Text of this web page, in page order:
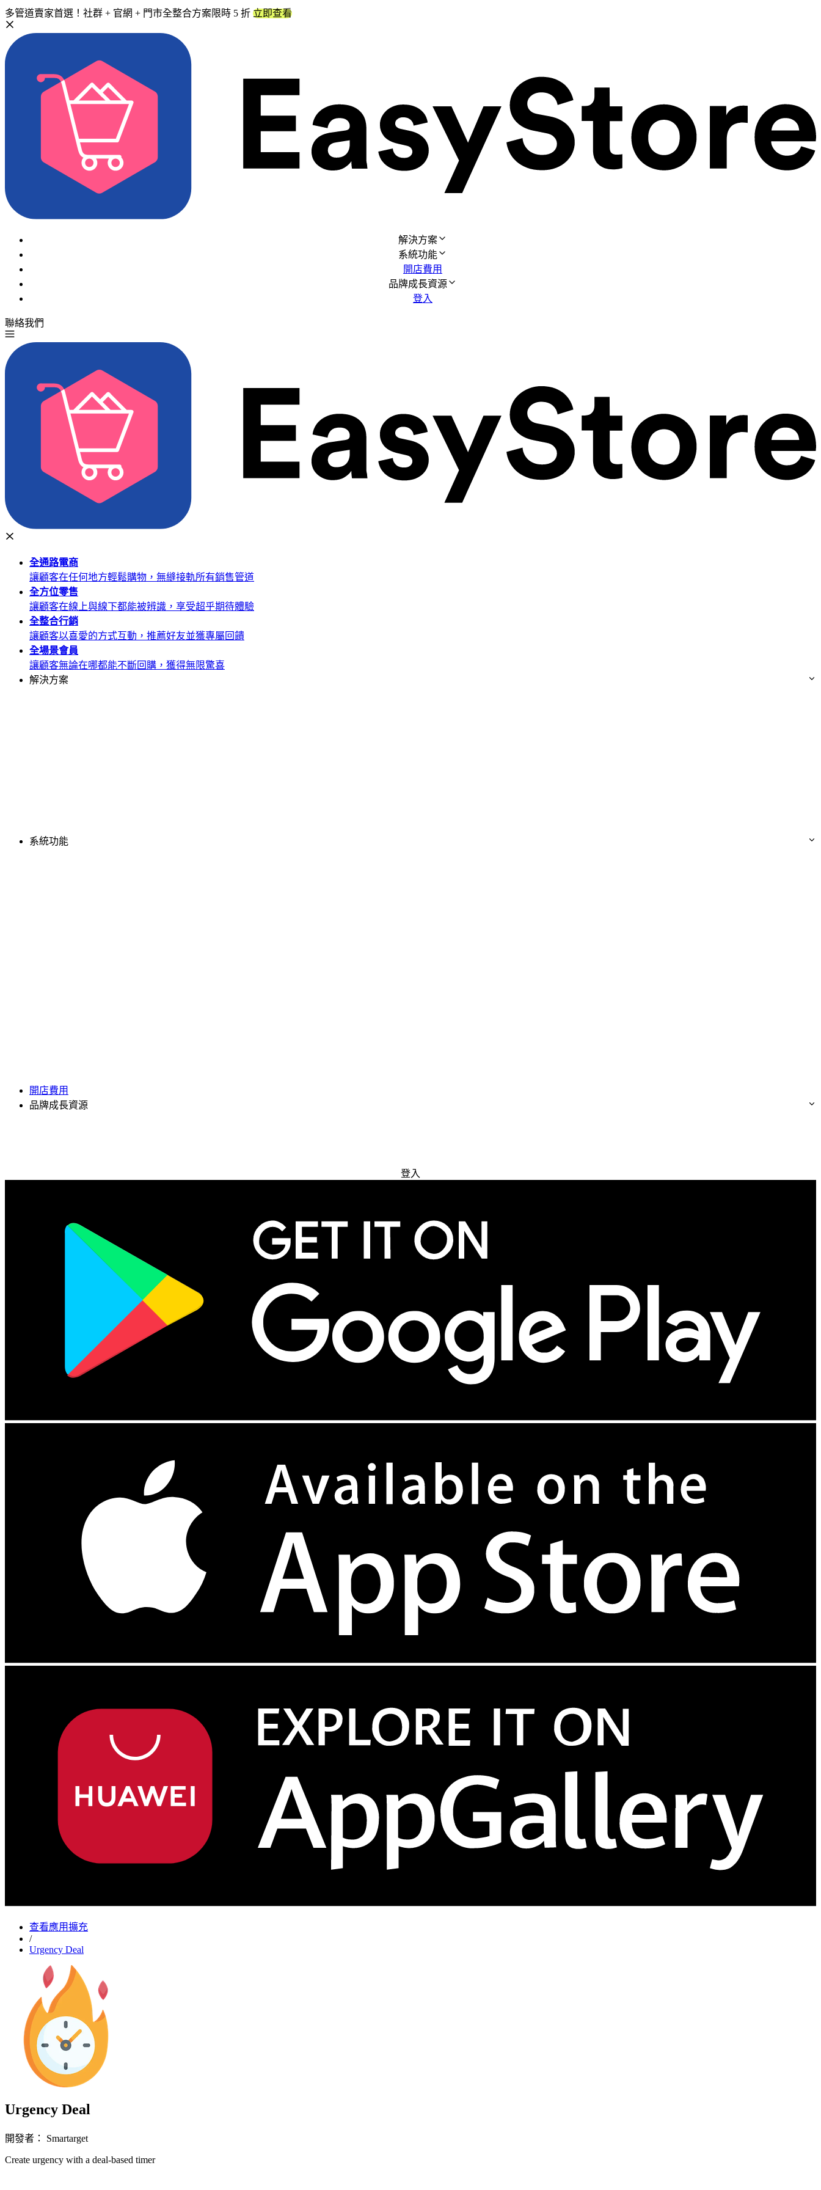
多管道賣家首選！社群 + 官網 + 門市全整合方案限時 5 折 立即查看
解決方案
系統功能
開店費用
品牌成長資源
登入
聯絡我們
全通路電商
讓顧客在任何地方輕鬆購物，無縫接軌所有銷售管道
全方位零售
讓顧客在線上與線下都能被辨識，享受超乎期待體驗
全整合行銷
讓顧客以喜愛的方式互動，推薦好友並獲專屬回饋
全場景會員
讓顧客無論在哪都能不斷回購，獲得無限驚喜
解決方案
系統功能
開店費用
品牌成長資源
登入
查看應用擴充
/
Urgency Deal
Urgency Deal
開發者： Smartarget
Create urgency with a deal-based timer